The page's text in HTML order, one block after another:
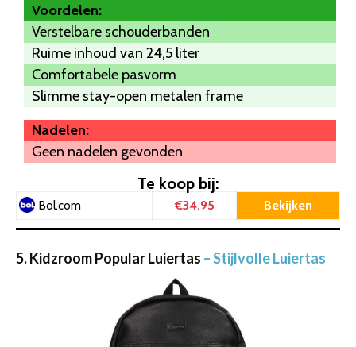
Voordelen:
Verstelbare schouderbanden
Ruime inhoud van 24,5 liter
Comfortabele pasvorm
Slimme stay-open metalen frame
Nadelen:
Geen nadelen gevonden
Te koop bij:
Bol.com €34.95 Bekijken
5. Kidzroom Popular Luiertas – Stijlvolle Luiertas